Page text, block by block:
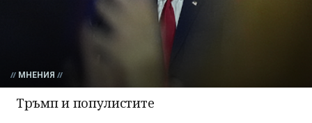
МНЕНИЯ
Тръмп и популистите